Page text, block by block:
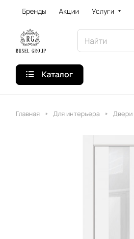
Бренды Акции Услуги
Каталог
Главная Для интерьера Двери